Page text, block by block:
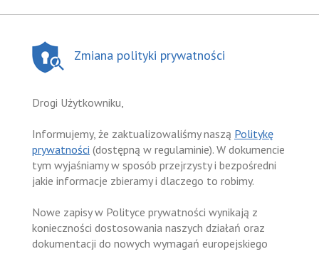
Zmiana polityki prywatności
Drogi Użytkowniku,
Informujemy, że zaktualizowaliśmy naszą Politykę
prywatności (dostępną w regulaminie). W dokumencie
tym wyjaśniamy w sposób przejrzysty i bezpośredni
jakie informacje zbieramy i dlaczego to robimy.
Nowe zapisy w Polityce prywatności wynikają z
konieczności dostosowania naszych działań oraz
dokumentacji do nowych wymagań europejskiego